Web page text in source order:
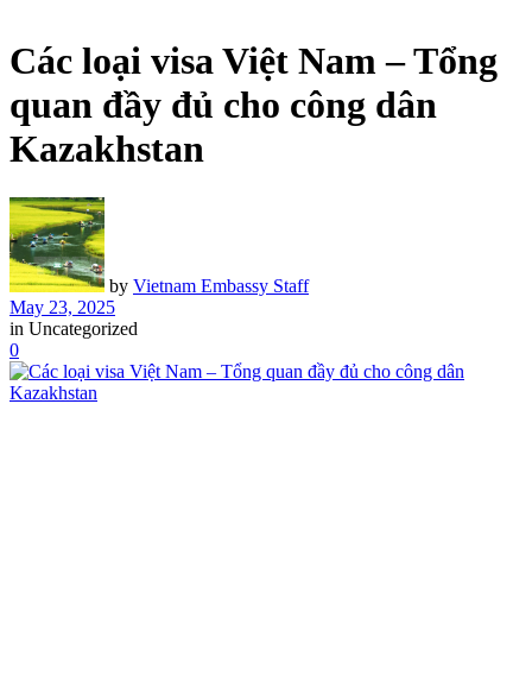
Các loại visa Việt Nam – Tổng
quan đầy đủ cho công dân
Kazakhstan
by Vietnam Embassy Staff
May 23, 2025
in Uncategorized
0